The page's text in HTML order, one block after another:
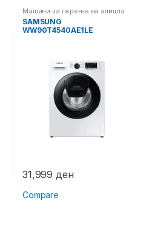
Машини за перење на алишта
SAMSUNG
WW90T4540AE1LE
31,999 ден
Compare